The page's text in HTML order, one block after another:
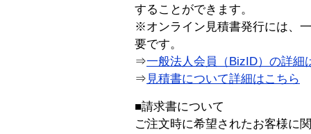
することができます。
※オンライン見積書発行には、
要です。
⇒一般法人会員（BizID）の詳細
⇒ 見積書について詳細はこちら
■請求書について
ご注文時に希望されたお客様に